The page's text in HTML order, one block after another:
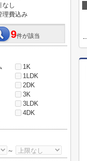
なし
理費込み
9件が該当
1K
1LDK
2DK
3K
3LDK
4DK
～